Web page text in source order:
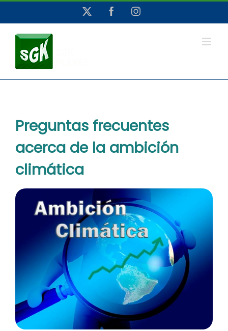
contenido
FacebookInstagram
Preguntas frecuentes
acerca de la ambición
climática